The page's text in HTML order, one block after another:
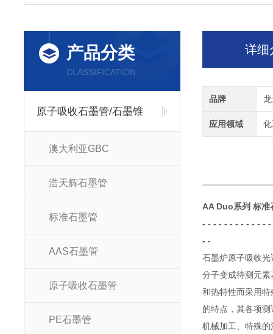
产品分类
CLASSIFICATION
原子吸收石墨管/石墨锥
澳大利亚GBC
浩天辉石墨管
标准石墨管
AAS石墨管
原子吸收石墨管
PE石墨管
详细
品牌
应用领域
AA Duo系列 标
- - - - - - - - - - -
- -
石墨炉原子吸收
分子变成待测元
和热特性而采用
的特点，其各项
机械加工、特殊